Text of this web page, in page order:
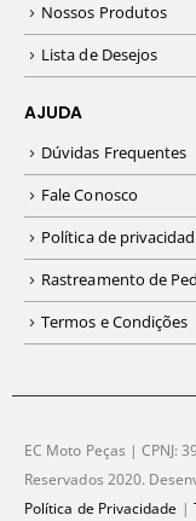
Nossos Produtos
Lista de Desejos
AJUDA
Dúvidas Frequentes
Fale Conosco
Política de
Rastreamento de
Termos e Condições
EC Moto Peças | CPNJ:
Reservados 2020.
Política de Privacidade |